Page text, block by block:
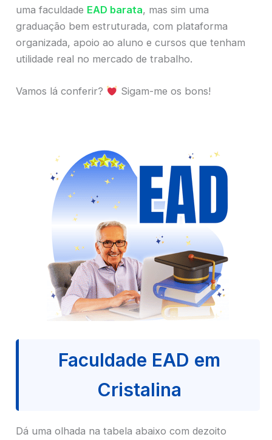
uma faculdade EAD barata, mas sim uma
graduação bem estruturada, com plataforma
organizada, apoio ao aluno e cursos que tenham
utilidade real no mercado de trabalho.
Vamos lá conferir? Sigam-me os bons!
Faculdade EAD em
Cristalina
Dá uma olhada na tabela abaixo com dezoito